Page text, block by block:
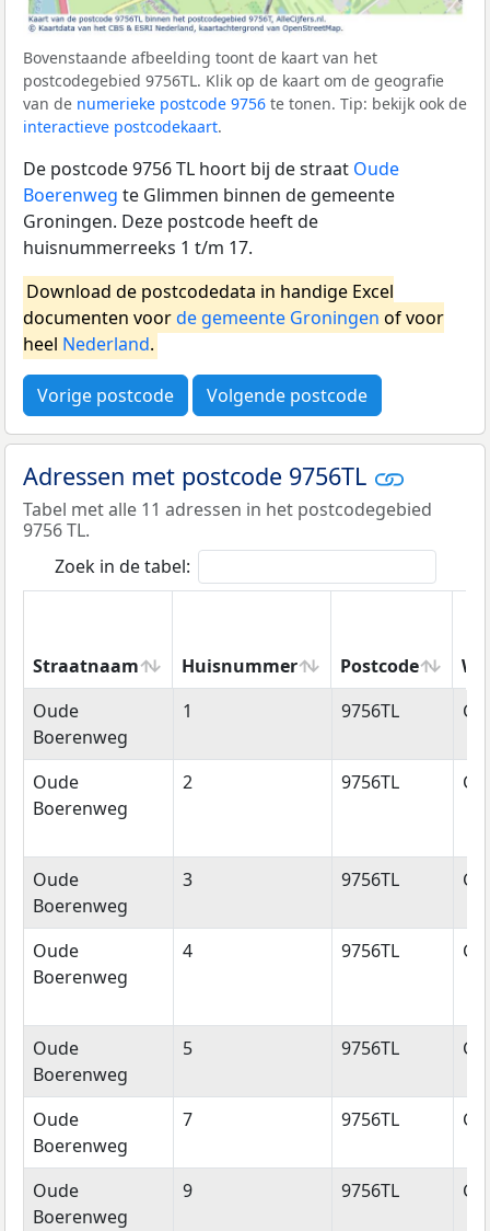
Bovenstaande afbeelding toont de kaart van het
postcodegebied 9756TL. Klik op de kaart om de geografie
van de numerieke postcode 9756 te tonen. Tip: bekijk ook de
interactieve postcodekaart.
De postcode 9756 TL hoort bij de straat Oude
Boerenweg te Glimmen binnen de gemeente
Groningen. Deze postcode heeft de
huisnummerreeks 1 t/m 17.
Download de postcodedata in handige Excel
documenten voorde gemeente Groningen of voor
heel Nederland.
Vorige postcode Volgende postcode
Adressen met postcode 9756TL
Tabel met alle 11 adressen in het postcodegebied
9756 TL.
Zoek in de tabel:
Straatnaam Huisnummer Postcode
Straatnaam
Huisnummer Postcode
Oude
Boerenweg
1 9756TL
Oude
Boerenweg
2 9756TL
Oude
Boerenweg
3 9756TL
Oude
Boerenweg
4 9756TL
Oude
Boerenweg
5 9756TL
Oude
Boerenweg
7 9756TL
Oude
Boerenweg
9 9756TL